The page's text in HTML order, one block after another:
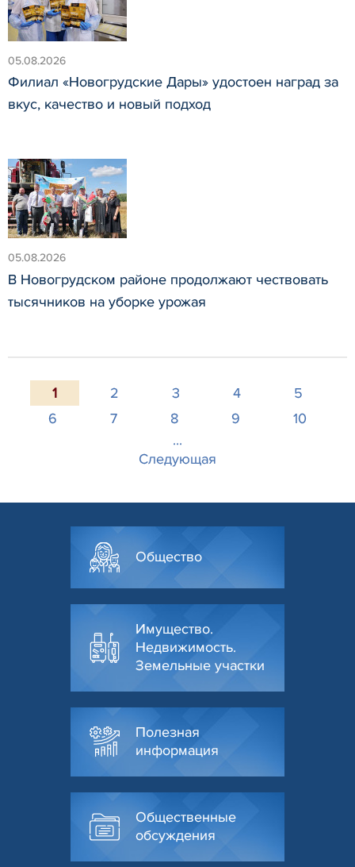
05.08.2026
Филиал «Новогрудские Дары» удостоен наград за
вкус, качество и новый подход
05.08.2026
В Новогрудском районе продолжают чествовать
тысячников на уборке урожая
1 2 3 4
5
6
7 8 9
10
...
Следующая
Общество
Имущество.
Недвижимость.
Земельные участки
Полезная
информация
Общественные
обсуждения